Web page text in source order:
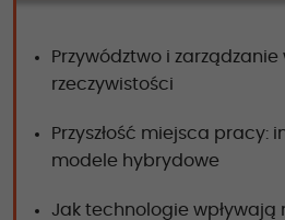
Przywództwo i
rzeczywistości
Przyszłość miejsca pracy:
modele hybrydowe
Jak technologie wpływają